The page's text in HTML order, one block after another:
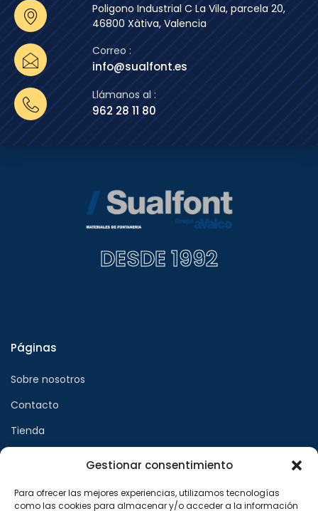
Gestionar consentimiento
Para ofrecer las mejores experiencias, utilizamos tecnologías
como las cookies para almacenar y/o acceder a la información
Poligono Industrial C La Vila, parcela 20,
46800 Xàtiva, Valencia
Correo :
info@sualfont.es
Llámanos al :
962 28 11 80
DESDE 1992
Páginas
Sobre nosotros
Contacto
Tienda